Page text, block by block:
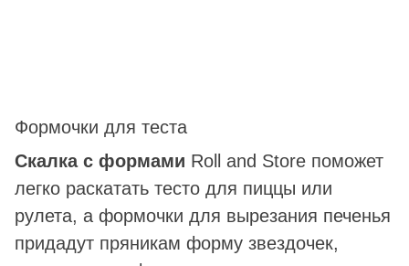
Формочки для теста
Скалка с формами Roll and Store поможет
легко раскатать тесто для пиццы или
рулета, а формочки для вырезания печенья
придадут пряникам форму звездочек,